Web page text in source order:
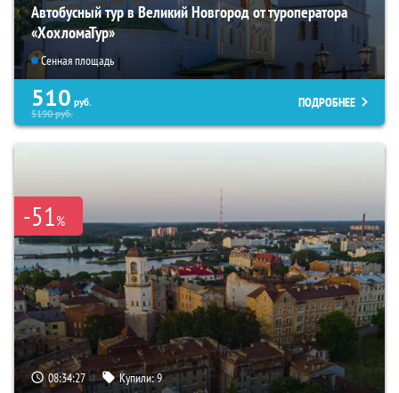
Автобусный тур в Великий Новгород от туроператора
«ХохломаТур»
Сенная площадь
510 руб.
5190руб.
ПОДРОБНЕЕ
-51%
08:34:26 Купили:9